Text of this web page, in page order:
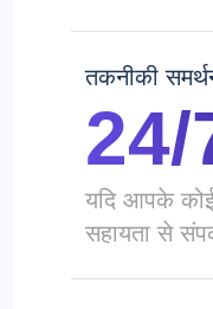
तकनीकी
24/
यदि आपके
सहायता से